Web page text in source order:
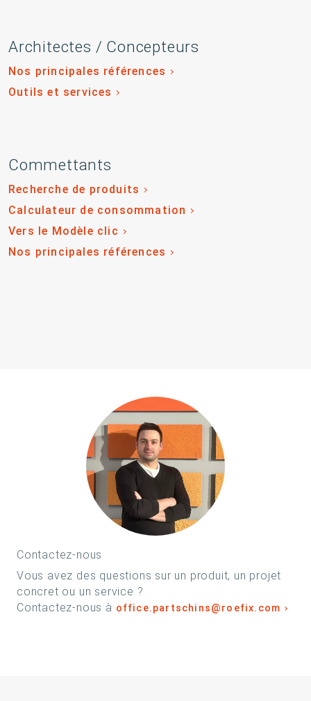
Architectes / Concepteurs
Nos principales références
Outils et services
Commettants
Recherche de produits
Calculateur de consommation
Vers le Modèle clic
Nos principales références
Contactez-nous
Vous avez des questions sur un produit, un projet
concret ou un service ?
Contactez-nous à office.partschins@roefix.com